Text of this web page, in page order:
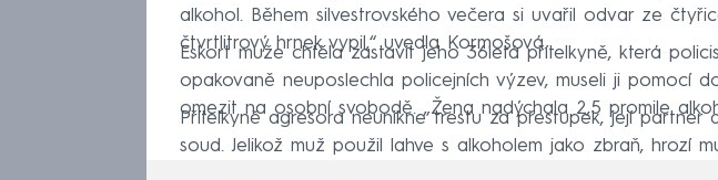
alkohol. Během silvestrovského večera si uvařil odvar ze
čtvrtlitrový hrnek vypil,“ uvedla Kormošová.
Eskort muže chtěla zastavit jeho 36letá přítelkyně, která
opakovaně neuposlechla policejních výzev, museli ji pomocí
omezit na osobní svobodě. „Žena nadýchala 2,5 promile
Přítelkyně agresora neunikne trestu za přestupek, její partner
soud. Jelikož muž použil lahve s alkoholem jako zbraň, hrozí